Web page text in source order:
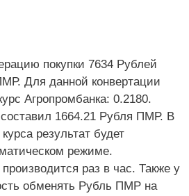
покупки 7634 Рублей
Для данной конвертации
Агропромбанка: 0.2180.
1664.21 Рубля ПМР. В
результат будет
режиме.
раз в час. Также у
обменять Рубль ПМР на